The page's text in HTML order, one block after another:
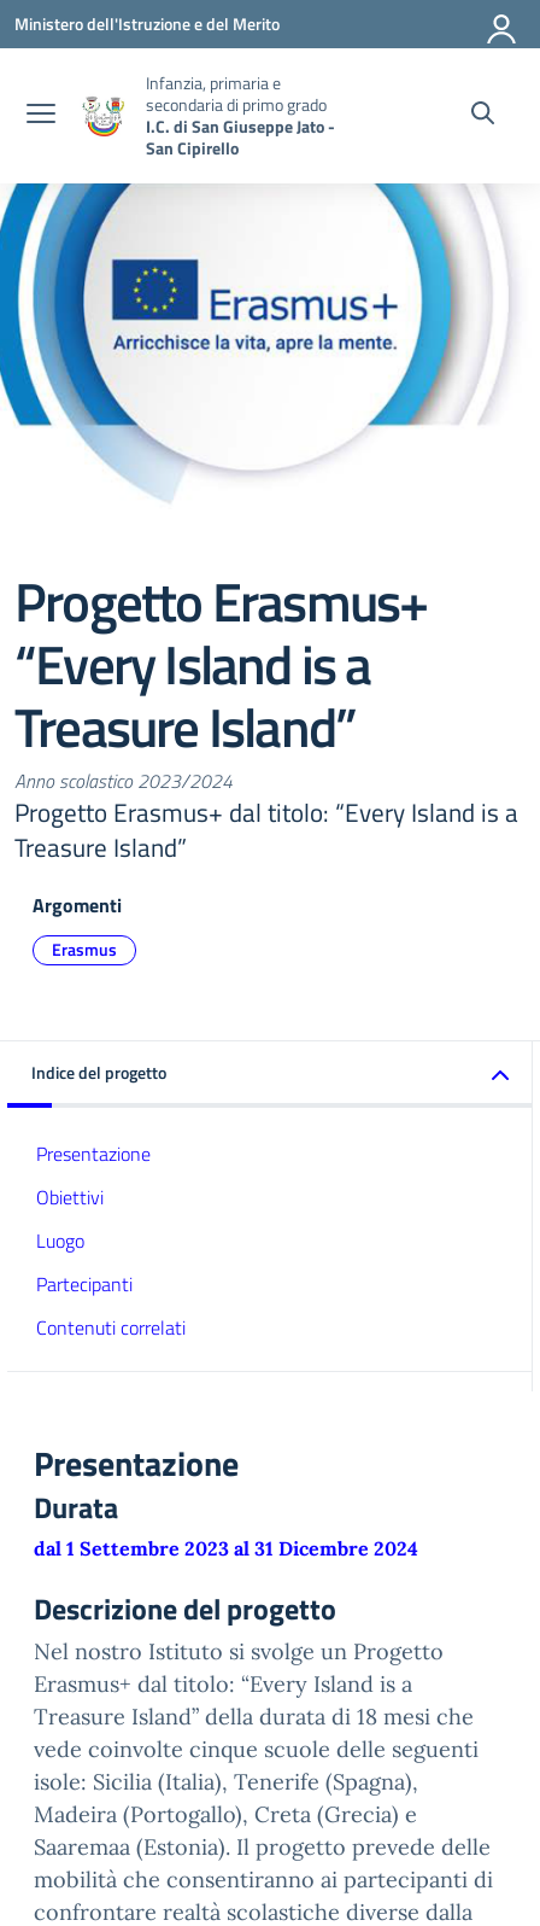
Vai ai contenuti
Vai al menu di navigazione
Vai al footer
Ministero dell'Istruzione e del Merito
Infanzia, primaria e
secondaria di primo grado
I.C. di San Giuseppe Jato -
San Cipirello
Progetto Erasmus+
“Every Island is a
Treasure Island”
Anno scolastico 2023/2024
Progetto Erasmus+ dal titolo: “Every Island is a
Treasure Island”
Argomenti
Erasmus
Indice del progetto
Presentazione
Obiettivi
Luogo
Partecipanti
Contenuti correlati
Presentazione
Durata
dal 1 Settembre 2023 al 31 Dicembre 2024
Descrizione del progetto
Nel nostro Istituto si svolge un Progetto
Erasmus+ dal titolo: “Every Island is a
Treasure Island” della durata di 18 mesi che
vede coinvolte cinque scuole delle seguenti
isole: Sicilia (Italia), Tenerife (Spagna),
Madeira (Portogallo), Creta (Grecia) e
Saaremaa (Estonia). Il progetto prevede delle
mobilità che consentiranno ai partecipanti di
confrontare realtà scolastiche diverse dalla